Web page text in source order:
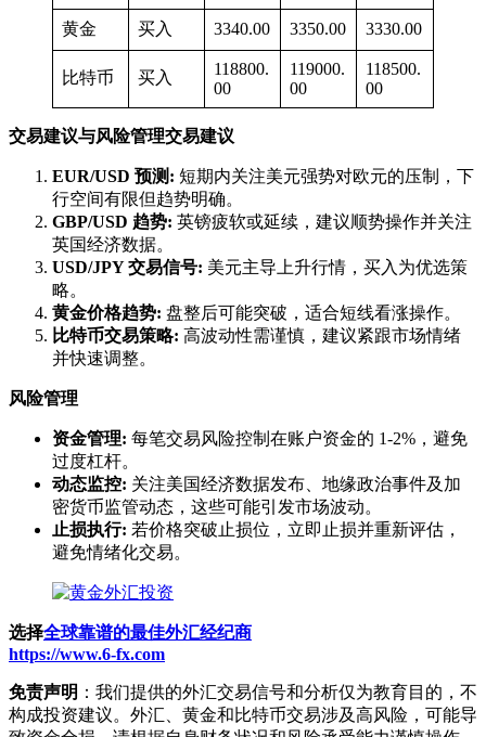
黄金 买入 3340.00 3350.00 3330.00
比特币 买入
118800.
00
119000.
00
118500.
00
交易建议与风险管理交易建议
EUR/USD 预测: 短期内关注美元强势对欧元的压制，下
行空间有限但趋势明确。
GBP/USD 趋势: 英镑疲软或延续，建议顺势操作并关注
英国经济数据。
USD/JPY 交易信号: 美元主导上升行情，买入为优选策
略。
黄金价格趋势: 盘整后可能突破，适合短线看涨操作。
比特币交易策略: 高波动性需谨慎，建议紧跟市场情绪
并快速调整。
风险管理
资金管理: 每笔交易风险控制在账户资金的 1-2%，避免
过度杠杆。
动态监控: 关注美国经济数据发布、地缘政治事件及加
密货币监管动态，这些可能引发市场波动。
止损执行: 若价格突破止损位，立即止损并重新评估，
避免情绪化交易。
选择全球靠谱的最佳外汇经纪商
https://www.6-fx.com
免责声明 ：我们提供的外汇交易信号和分析仅为教育目的，不
构成投资建议。外汇、黄金和比特币交易涉及高风险，可能导